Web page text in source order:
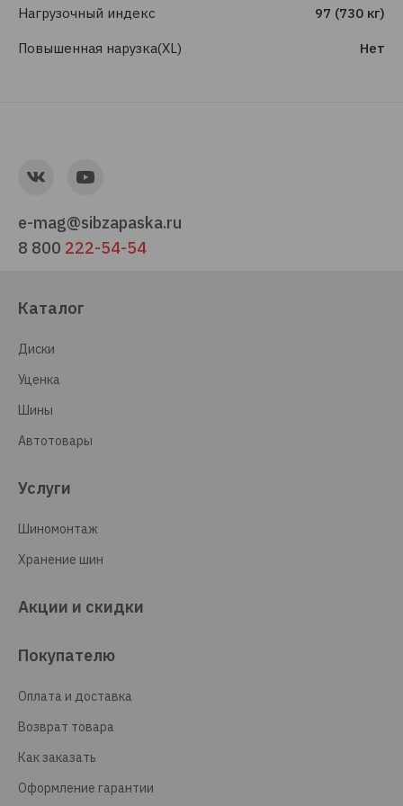
Нагрузочный индекс 97 (730 кг)
Повышенная нарузка(XL) Нет
e-mag@sibzapaska.ru
8 800 222-54-54
Каталог
Диски
Уценка
Шины
Автотовары
Услуги
Шиномонтаж
Хранение шин
Акции и скидки
Покупателю
Оплата и доставка
Возврат товара
Как заказать
Оформление гарантии